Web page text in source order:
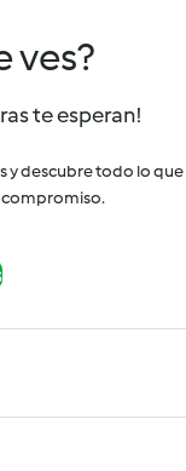
ves?
te esperan!
y descubre todo lo que